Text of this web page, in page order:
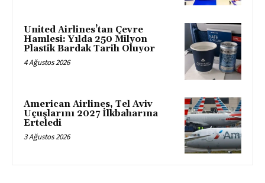
United Airlines’tan Çevre
Hamlesi: Yılda 250 Milyon
Plastik Bardak Tarih Oluyor
4 Ağustos 2026
American Airlines, Tel Aviv
Uçuşlarını 2027 İlkbaharına
Erteledi
3 Ağustos 2026